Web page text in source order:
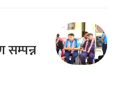
सम्पन्न